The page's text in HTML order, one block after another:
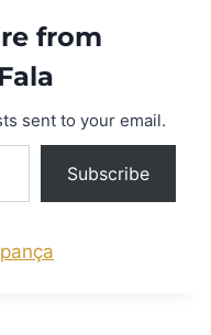
from
sent to your email.
Subscribe